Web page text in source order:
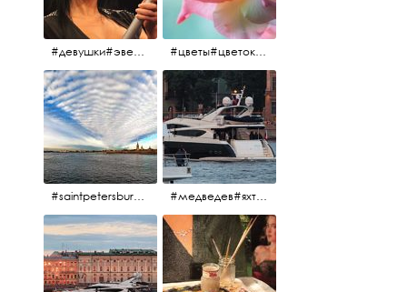
#девушки#эверласт#everlast#finland#southfinland#helsinki #цветы#цветок#нежность
#saintpetersburg #санктпетербург#нева#троицкиймост#питерскоеутро#петропавловскаякрепость #медведев#яхты#алыепаруса2023#белыеночи2013#санктпетербург #яхтафотиния#yacht#yachtphotinia